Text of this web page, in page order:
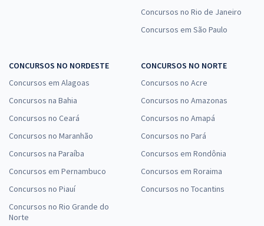
Concursos no Rio de Janeiro
Concursos em São Paulo
CONCURSOS NO NORDESTE
Concursos em Alagoas
Concursos na Bahia
Concursos no Ceará
Concursos no Maranhão
Concursos na Paraíba
Concursos em Pernambuco
Concursos no Piauí
Concursos no Rio Grande do
Norte
CONCURSOS NO NORTE
Concursos no Acre
Concursos no Amazonas
Concursos no Amapá
Concursos no Pará
Concursos em Rondônia
Concursos em Roraima
Concursos no Tocantins